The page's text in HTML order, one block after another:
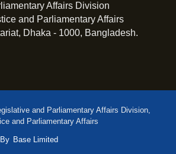
Affairs Division
and Parliamentary Affairs
Dhaka - 1000, Bangladesh.
and Parliamentary Affairs Division,
and Parliamentary Affairs
Base Limited